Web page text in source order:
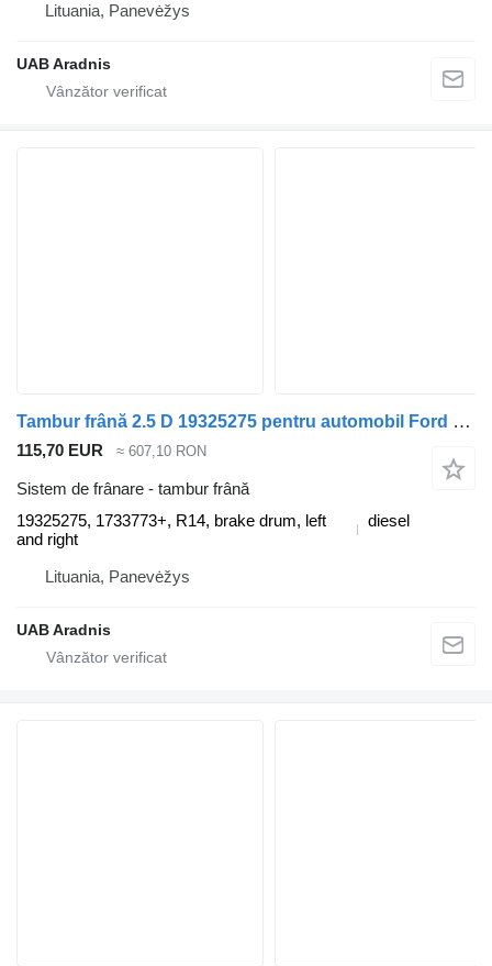
Lituania, Panevėžys
UAB Aradnis
Tambur frână 2.5 D 19325275 pentru automobil Ford RANGER (ER, EQ)
115,70 EUR ≈ 607,10 RON
Sistem de frânare - tambur frână
19325275, 1733773+, R14, brake drum, left
and right
diesel
Lituania, Panevėžys
UAB Aradnis